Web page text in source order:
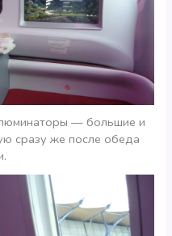
— большие и
сразу же после обеда